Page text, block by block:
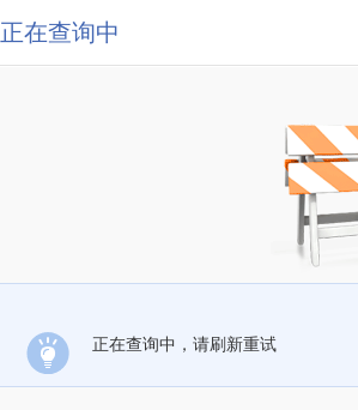
正在查询中
正在查询中，请刷新重试